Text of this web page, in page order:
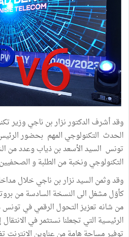
وقد أشرف الدكتور نزار بن ناجي وزير
الحدث التكنولوجي المهم بحضور الرئيس
تونس السيد الأسعد بن ذياب وعدد من
التكنولوجي ونخبة من الطلبة و
وقد وثمن السيد نزار بن ناجي خلال
من شانه تعزيز التحول الرقمي في تونس